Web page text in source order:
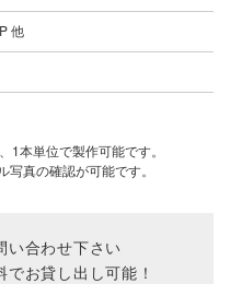
他
1本単位で製作可能です。
写真の確認が可能です。
い合わせ下さい
お貸し出し可能！